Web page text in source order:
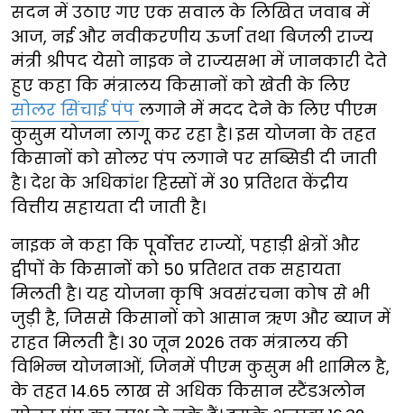
सदन में उठाए गए एक सवाल के लिखित जवाब में
आज, नई और नवीकरणीय ऊर्जा तथा बिजली राज्य
मंत्री श्रीपद येसो नाइक ने राज्यसभा में जानकारी देते
हुए कहा कि मंत्रालय किसानों को खेती के लिए
सोलर सिंचाई पंप लगाने में मदद देने के लिए पीएम
कुसुम योजना लागू कर रहा है। इस योजना के तहत
किसानों को सोलर पंप लगाने पर सब्सिडी दी जाती
है। देश के अधिकांश हिस्सों में 30 प्रतिशत केंद्रीय
वित्तीय सहायता दी जाती है।
नाइक ने कहा कि पूर्वोत्तर राज्यों, पहाड़ी क्षेत्रों और
द्वीपों के किसानों को 50 प्रतिशत तक सहायता
मिलती है। यह योजना कृषि अवसंरचना कोष से भी
जुड़ी है, जिससे किसानों को आसान ऋण और ब्याज में
राहत मिलती है। 30 जून 2026 तक मंत्रालय की
विभिन्न योजनाओं, जिनमें पीएम कुसुम भी शामिल है,
के तहत 14.65 लाख से अधिक किसान स्टैंडअलोन